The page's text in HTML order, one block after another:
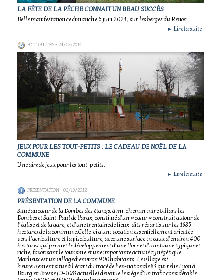
LA FÊTE DE LA PÊCHE CONNAIT UN BEAU SUCCÈS
Belle manifestation ce dimanche 6 juin 2021 , sur les berges du Renon.
► Lire la suite
ACTUALITÉS- 24/12/2014
JEUX POUR LES TOUT-PETITS : LE CADEAU DE NOËL DE LA
COMMUNE
Une aire de jeux pour les tout-petits.
► Lire la suite
PRÉSENTATION- 02/10/2012
PRÉSENTATION DE LA COMMUNE
Situé au cœur de la Dombes des étangs, à mi-chemin entre Villars les
Dombes et Saint-Paul de Varax, constitué d’un « cœur » construit autour de
l’église et de la gare, et d’une trentaine de lieux-dits répartis sur les 1685
hectares de la commune.Celle-ci a une vocation essentiellement orientée
vers l’agriculture et la pisciculture, avec une surface en eaux d’environ 400
hectares qui permet le développement d’une flore et d’une faune typique et
riche, favorisant le tourisme et une importante activité cynégétique.
Marlieux est un village d’environ 900 habitants. Le village est
heureusement situé à l’écart du tracé de l’ex-nationale 83 qui relie Lyon à
Bourg en Bresse (D-1083 actuelle) devenue le siège d’un trafic considérable